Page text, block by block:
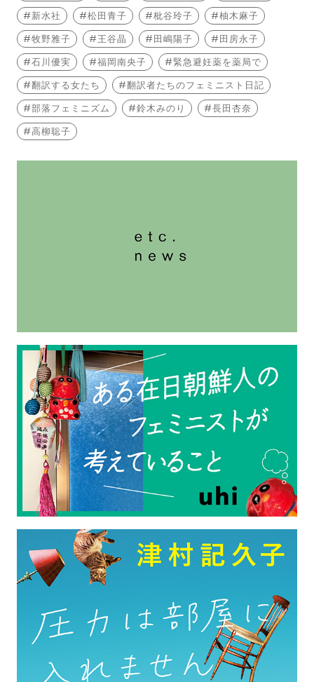
新水社 松田青子 枇谷玲子
柚木麻子
牧野雅子
王谷晶 田嶋陽子
田房永子
石川優実
福岡南央子
緊急避妊薬を薬局で
翻訳する女たち
翻訳者たちのフェミニスト日記
部落フェミニズム
鈴木みのり
長田杏奈
高柳聡子